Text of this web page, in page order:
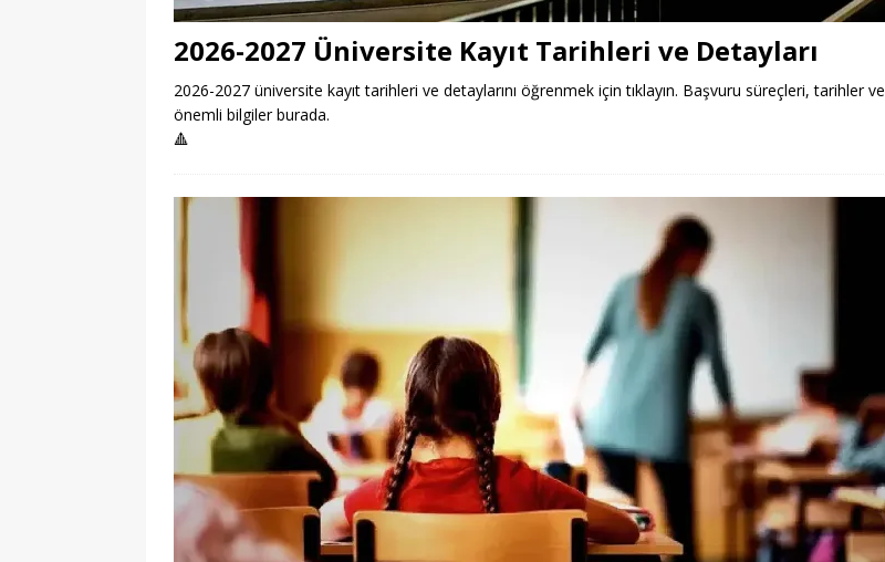
2026-2027 Üniversite Kayıt Tarihleri ve Detayları
2026-2027 üniversite kayıt tarihleri ve detaylarını öğrenmek için tıklayın. Başvuru süreçleri, tarihler ve
önemli bilgiler burada.
🔺